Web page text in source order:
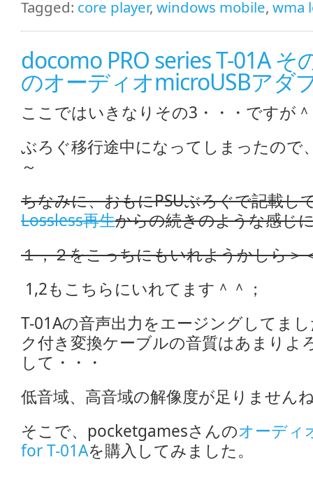
Tagged: core player, windows mobile, wma
docomo PRO series T-01A
のオーディオmicroUSBアダ
ここではいきなりその3・・・ですが
ぶろぐ移行途中になってしまったので
～
ちなみに、おもにPSUぶろぐで記載し
Lossless再生からの続きのような感じ
１，２をこっちにもいれようかしら＞
1,2もこちらにいれてます＾＾；
T-01Aの音声出力をエージングしてま
ク付き変換ケーブルの音質はあまりよ
して・・・
低音域、高音域の解像度が足りません
そこで、pocketgamesさんのオーディ
for T-01Aを購入してみました。